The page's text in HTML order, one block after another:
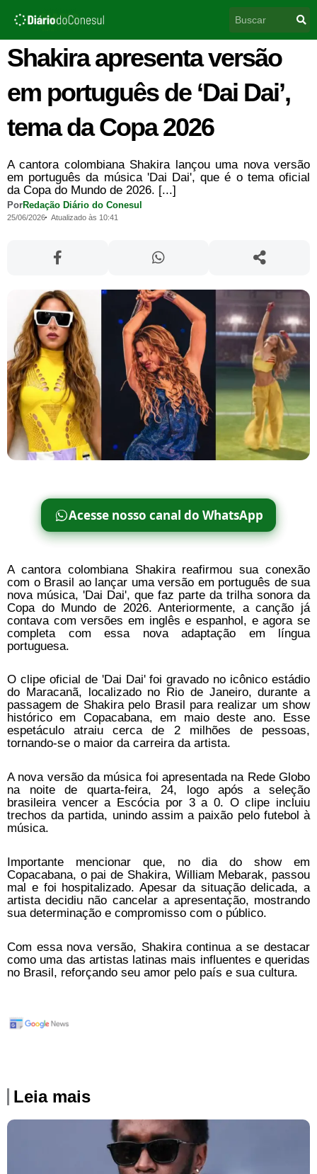
para
conteúdo
Shakira apresenta versão
em português de ‘Dai Dai’,
tema da Copa 2026
A cantora colombiana Shakira lançou uma nova versão
em português da música 'Dai Dai', que é o tema oficial
da Copa do Mundo de 2026. [...]
PorRedação Diário do Conesul
25/06/2026 Atualizado às 10:41
Acesse nosso canal do WhatsApp
A cantora colombiana Shakira reafirmou sua conexão
com o Brasil ao lançar uma versão em português de sua
nova música, 'Dai Dai', que faz parte da trilha sonora da
Copa do Mundo de 2026. Anteriormente, a canção já
contava com versões em inglês e espanhol, e agora se
completa com essa nova adaptação em língua
portuguesa.
O clipe oficial de 'Dai Dai' foi gravado no icônico estádio
do Maracanã, localizado no Rio de Janeiro, durante a
passagem de Shakira pelo Brasil para realizar um show
histórico em Copacabana, em maio deste ano. Esse
espetáculo atraiu cerca de 2 milhões de pessoas,
tornando-se o maior da carreira da artista.
A nova versão da música foi apresentada na Rede Globo
na noite de quarta-feira, 24, logo após a seleção
brasileira vencer a Escócia por 3 a 0. O clipe incluiu
trechos da partida, unindo assim a paixão pelo futebol à
música.
Importante mencionar que, no dia do show em
Copacabana, o pai de Shakira, William Mebarak, passou
mal e foi hospitalizado. Apesar da situação delicada, a
artista decidiu não cancelar a apresentação, mostrando
sua determinação e compromisso com o público.
Com essa nova versão, Shakira continua a se destacar
como uma das artistas latinas mais influentes e queridas
no Brasil, reforçando seu amor pelo país e sua cultura.
Leia mais